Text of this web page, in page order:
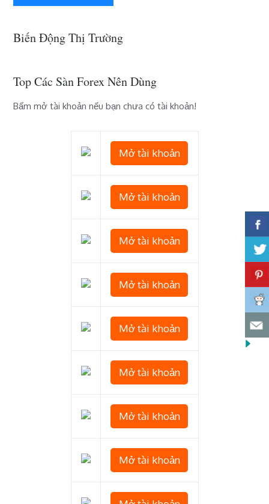
Biến Động Thị Trường
Top Các Sàn Forex Nên Dùng
Bấm mở tài khoản nếu bạn chưa có tài khoản!
Mở tài khoản
Mở tài khoản
Mở tài khoản
Mở tài khoản
Mở tài khoản
Mở tài khoản
Mở tài khoản
Mở tài khoản